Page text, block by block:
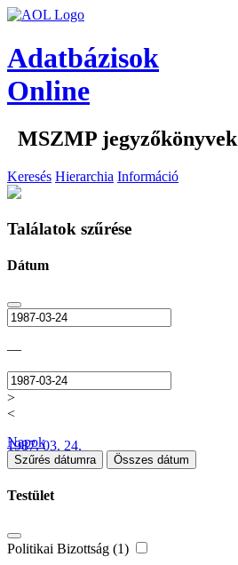
Adatbázisok
Online
MSZMP jegyzőkönyvek
Keresés Hierarchia Információ
Találatok szűrése
Dátum
—
>
<
1987. 03. 24.
Napok
Szűrés dátumra Összes dátum
Testület
Politikai Bizottság (1)